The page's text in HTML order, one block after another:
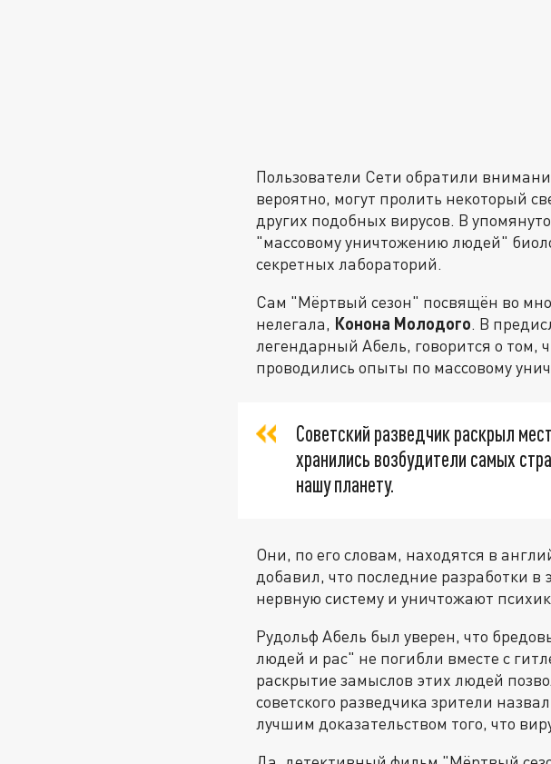
Пользователи Сети обратили
вероятно, могут пролить некоторый
других подобных вирусов. В
"массовому уничтожению людей"
секретных лабораторий.
Сам "Мёртвый сезон" посвящён во
нелегала, Конона Молодого. В
легендарный Абель, говорится о том,
проводились опыты по массовому
Советский разведчик раскрыл
хранились возбудители самых
нашу планету.
Они, по его словам, находятся в
добавил, что последние разработки
нервную систему и уничтожают
Рудольф Абель был уверен, что
людей и рас" не погибли вместе с
раскрытие замыслов этих людей
советского разведчика зрители
лучшим доказательством того, что